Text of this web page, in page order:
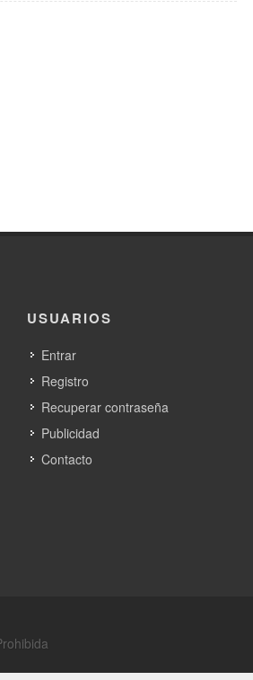
USUARIOS
Entrar
Registro
Recuperar contraseña
Publicidad
Contacto